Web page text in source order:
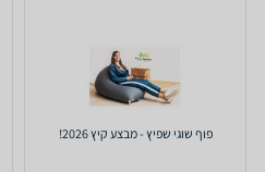
פוף שוגי שפיץ - מבצע קיץ 2026!